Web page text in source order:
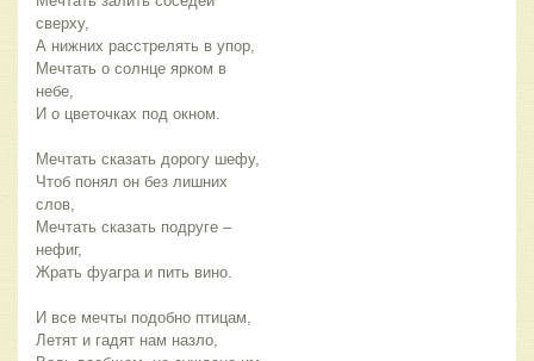
сверху,
А нижних расстрелять в упор,
Мечтать о солнце ярком в
небе,
И о цветочках под окном.
Мечтать сказать дорогу шефу,
Чтоб понял он без лишних
слов,
Мечтать сказать подруге –
нефиг,
Жрать фуагра и пить вино.
И все мечты подобно птицам,
Летят и гадят нам назло,